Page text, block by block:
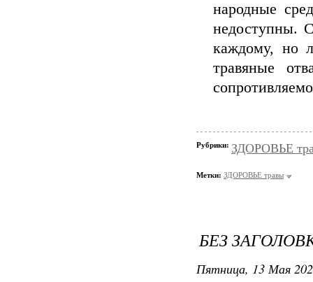
народные
недоступны.
каждому, но
травяные
Рубрики: ЗДОРОВЬЕ
Метки: ЗДОРОВЬЕ травы
БЕЗ
Пятница, 13 Мая